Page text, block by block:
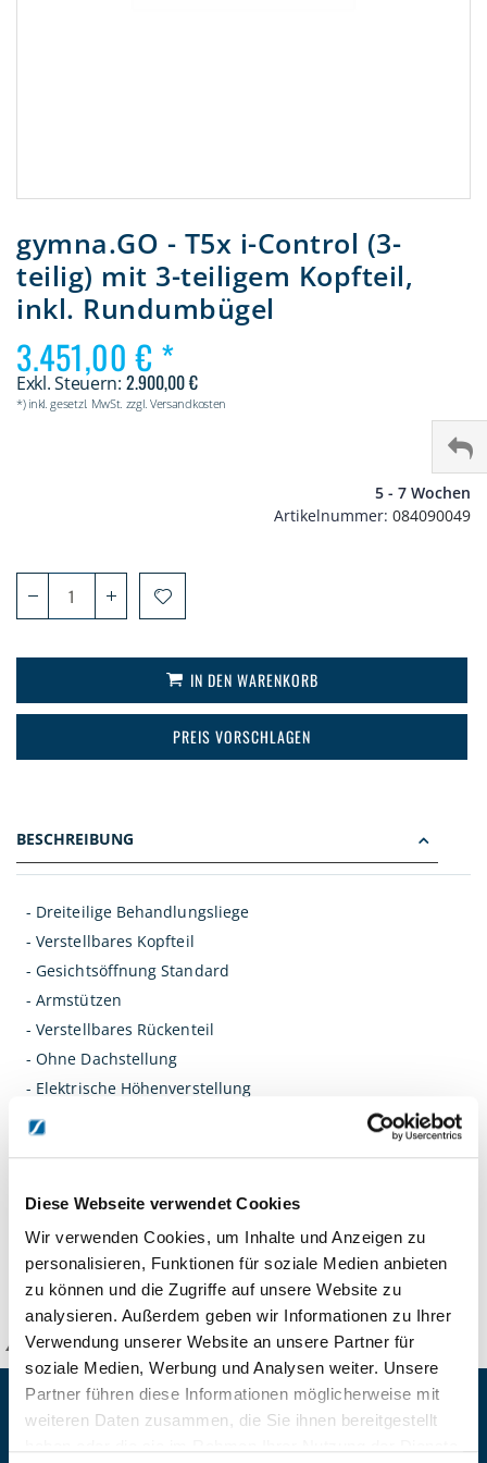
Diese Webseite verwendet Cookies
Wir verwenden Cookies, um Inhalte und Anzeigen zu
personalisieren, Funktionen für soziale Medien anbieten
zu können und die Zugriffe auf unsere Website zu
analysieren. Außerdem geben wir Informationen zu Ihrer
Verwendung unserer Website an unsere Partner für
soziale Medien, Werbung und Analysen weiter. Unsere
Partner führen diese Informationen möglicherweise mit
weiteren Daten zusammen, die Sie ihnen bereitgestellt
der
Bildergalerie
springen
gymna.GO - T5x i-Control (3-
teilig) mit 3-teiligem Kopfteil,
inkl. Rundumbügel
3.451,00 €
2.900,00 €
*) inkl. gesetzl. MwSt. zzgl. Versandkosten
5 - 7 Wochen
Artikelnummer 084090049
IN DEN WARENKORB
PREIS VORSCHLAGEN
BESCHREIBUNG
- Dreiteilige Behandlungsliege
- Verstellbares Kopfteil
- Gesichtsöffnung Standard
- Armstützen
- Verstellbares Rückenteil
- Ohne Dachstellung
- Elektrische Höhenverstellung
- Bedienung mit i-Control
Abbildung inkl. Sonderzubehör (gegen Aufpreis)
DETAILS
KANZLSPERGER GmbH
KONTAKTIEREN SIE UNS